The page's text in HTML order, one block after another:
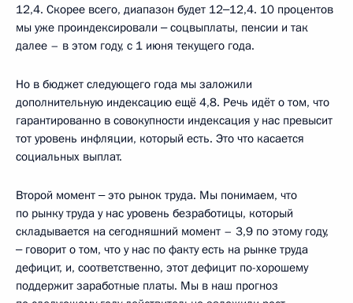
12,4. Скорее всего, диапазон будет 12‒12,4. 10 процентов
мы уже проиндексировали ‒ соцвыплаты, пенсии и так
далее – в этом году, с 1 июня текущего года.
Но в бюджет следующего года мы заложили
дополнительную индексацию ещё 4,8. Речь идёт о том, что
гарантированно в совокупности индексация у нас превысит
тот уровень инфляции, который есть. Это что касается
социальных выплат.
Второй момент ‒ это рынок труда. Мы понимаем, что
по рынку труда у нас уровень безработицы, который
складывается на сегодняшний момент – 3,9 по этому году,
‒ говорит о том, что у нас по факту есть на рынке труда
дефицит, и, соответственно, этот дефицит по-хорошему
поддержит заработные платы. Мы в наш прогноз